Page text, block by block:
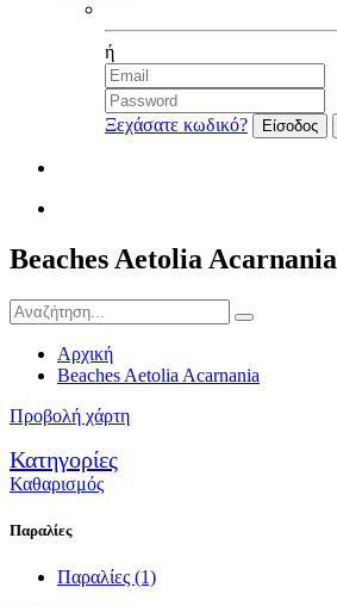
ή
Ξεχάσατε κωδικό?
Beaches Aetolia Acarnania
Αρχική
Beaches Aetolia Acarnania
Προβολή χάρτη
Κατηγορίες
Καθαρισμός
Παραλίες
Παραλίες (1)